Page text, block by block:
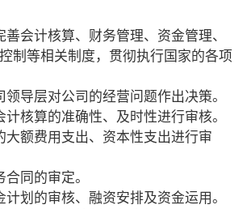
会计核算、财务管理、资金管理、
制等相关制度，贯彻执行国家的各项
导层对公司的经营问题作出决策。
核算的准确性、及时性进行审核。
大额费用支出、资本性支出进行审
同的审定。
划的审核、融资安排及资金运用。